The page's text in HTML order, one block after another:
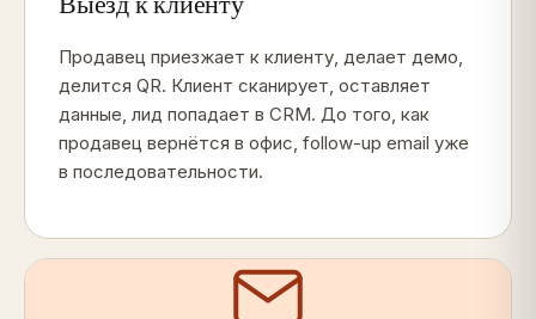
Продавец приезжает к клиенту, делает демо,
делится QR. Клиент сканирует, оставляет
данные, лид попадает в CRM. До того, как
продавец вернётся в офис, follow-up email уже
в последовательности.